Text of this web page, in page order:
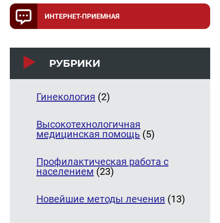
ИНТЕРНЕТ-ПРИЕМНАЯ
РУБРИКИ
Гинекология (2)
Высокотехнологичная
медицинская помощь (5)
Профилактическая работа с
населением (23)
Новейшие методы лечения (13)